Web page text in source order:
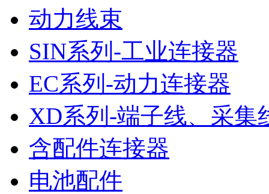
动力线束
SIN系列-工业连接器
EC系列-动力连接器
XD系列-端子线、采集
含配件连接器
电池配件